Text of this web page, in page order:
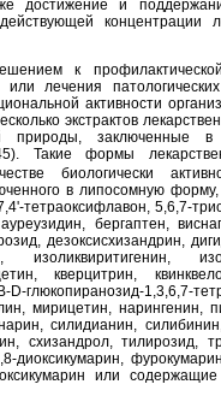
достижение и
концентрации
к
лечения
активности
экстрактов
природы, заключенные в
Такие формы
биологически
в липосомную форму,
тетраоксифлавон, 5,6,7-
бергаптен,
дезоксисхизандрин,
изоликвиритигенин,
кверцитрин,
1,3,6,7-
мирицетин, нарингенин,
силидианин,
схизандрол, тилирозид,
диоксикумарин,
или